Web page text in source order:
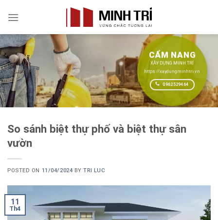
CẨM NANG
XÂY DỰNG MINH TRÍ
https://xaydungminhtri.vn
0962529464
So sánh biệt thự phố và biệt thự sân
vườn
POSTED ON 11/04/2024 BYTRI LUC
11
Th4